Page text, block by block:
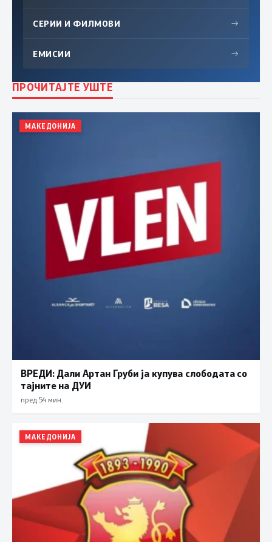
СЕРИИ И ФИЛМОВИ →
ЕМИСИИ →
ПРОЧИТАЈТЕ УШТЕ
МАКЕДОНИЈА
ВРЕДИ: Дали Артан Груби ја купува слободата со
тајните на ДУИ
пред 54 мин.
МАКЕДОНИЈА